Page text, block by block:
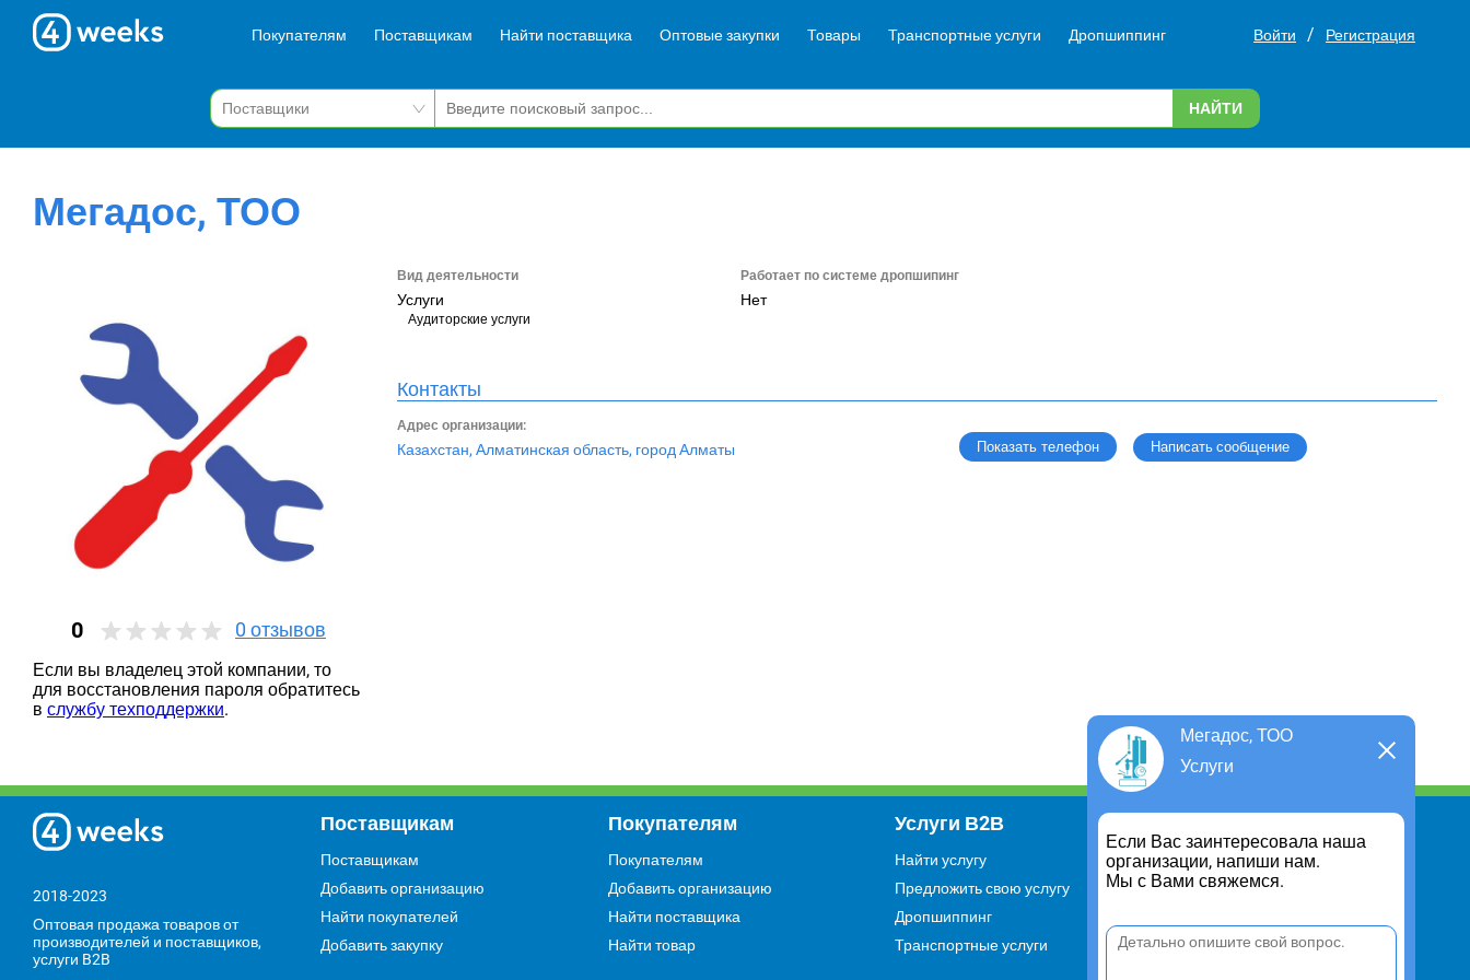
Покупателям Поставщикам Найти поставщика Оптовые закупки Товары Транспортные услуги Дропшиппинг Войти / Регистрация
НАЙТИ
Мегадос, ТОО
0 0 отзывов
Если вы владелец этой компании, то
для восстановления пароля обратитесь
в службу техподдержки.
Вид деятельности
Услуги
Аудиторские услуги
Работает по системе дропшипинг
Нет
Контакты
Адрес организации:
Казахстан, Алматинская область, город Алматы Показать телефон Написать сообщение
Мегадос, ТОО
Услуги
Если Вас заинтересовала наша
организации, напиши нам.
Мы с Вами свяжемся.
2018-2023
Оптовая продажа товаров от
производителей и поставщиков,
услуги B2B
Поставщикам
Поставщикам
Добавить организацию
Найти покупателей
Добавить закупку
Покупателям
Покупателям
Добавить организацию
Найти поставщика
Найти товар
Услуги В2В
Найти услугу
Предложить свою услугу
Дропшиппинг
Транспортные услуги
Для чего существует портал
Политика конфиденциальности
Пользовательское соглашение